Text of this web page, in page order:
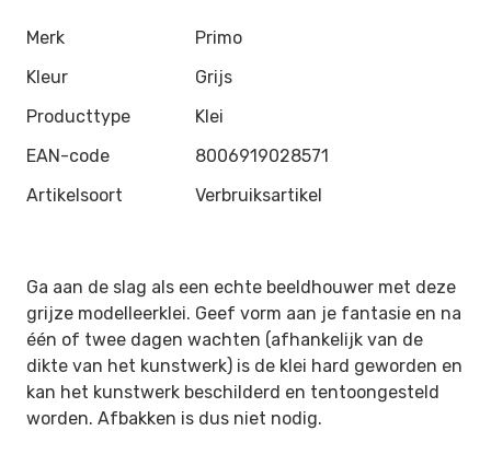
Merk
Primo
Kleur
Grijs
Producttype
Klei
EAN-code
8006919028571
Artikelsoort
Verbruiksartikel
Ga aan de slag als een echte beeldhouwer met deze
grijze modelleerklei. Geef vorm aan je fantasie en na
één of twee dagen wachten (afhankelijk van de
dikte van het kunstwerk) is de klei hard geworden en
kan het kunstwerk beschilderd en tentoongesteld
worden. Afbakken is dus niet nodig.